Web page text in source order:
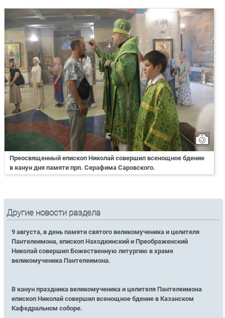
Преосвященный епископ Николай совершил всенощное бдение
в канун дня памяти прп. Серафима Саровского.
Другие новости раздела
9 августа, в день памяти святого великомученика и целителя
Пантелеимона, епископ Находкинский и Преображенский
Николай совершил Божественную литургию в храме
великомученика Пантелеимона.
В канун праздника великомученика и целителя Пантелеимона
епископ Николай совершил всенощное бдение в Казанском
Кафедральном соборе.